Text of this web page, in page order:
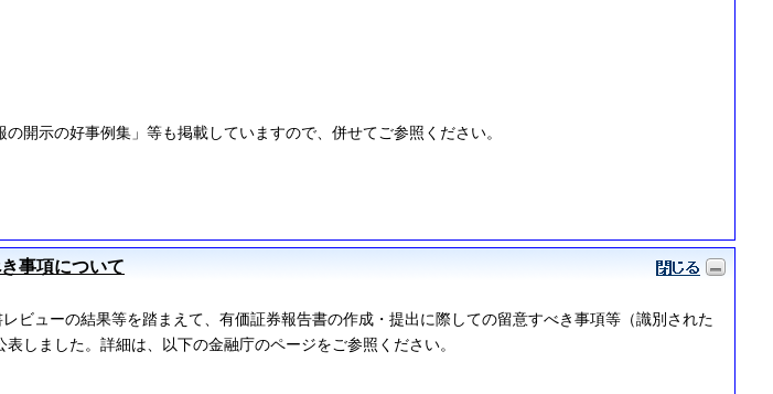
開示の好事例集」等も掲載していますので、併せてご参照ください。
事項について
ビューの結果等を踏まえて、有価証券報告書の作成・提出に際しての留意すべき事項等（識別された
しました。詳細は、以下の金融庁のページをご参照ください。